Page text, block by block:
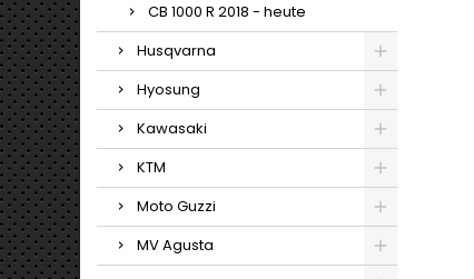
CB 1000 R 2018 - heute
Husqvarna
Hyosung
Kawasaki
KTM
Moto Guzzi
MV Agusta